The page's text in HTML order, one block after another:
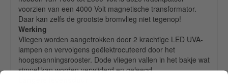
voorzien van een 4000 Volt magnetische transformator.
Daar kan zelfs de grootste bromvlieg niet tegenop!
Werking
Vliegen worden aangetrokken door 2 krachtige LED UVA-
lampen en vervolgens geëlektrocuteerd door het
hoogspanningsrooster. Dode vliegen vallen in het bakje wat
simpel kan worden verwijderd en geleegd.